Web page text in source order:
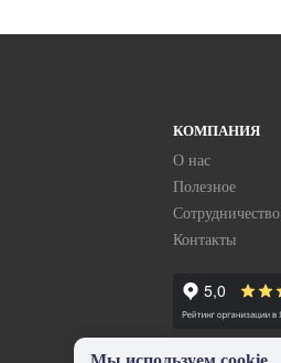
КОМПАНИЯ
О нас
Полезное
Сотрудничество
Контакты